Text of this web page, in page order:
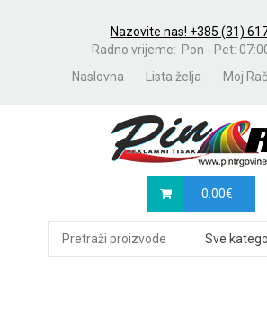
Nazovite nas! +385 (31)
Radno vrijeme: Pon - Pet:
Naslovna
Lista želja Moj
0.00€
Sve